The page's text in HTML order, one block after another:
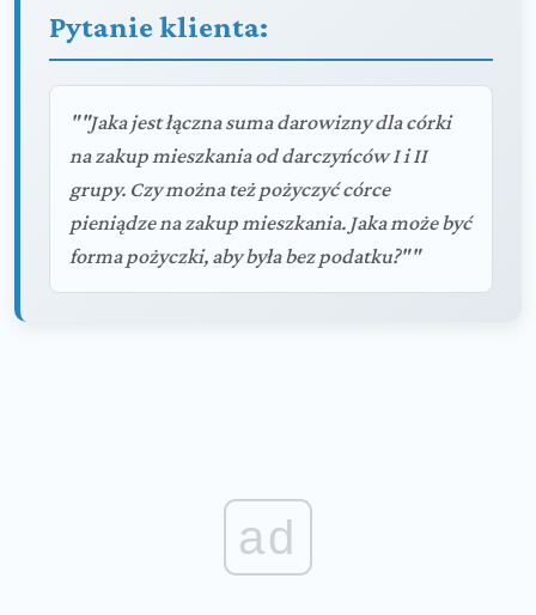
Pytanie klienta:
""Jaka jest łączna suma darowizny dla córki
na zakup mieszkania od darczyńców I i II
grupy. Czy można też pożyczyć córce
pieniądze na zakup mieszkania. Jaka może być
forma pożyczki, aby była bez podatku?""
ad